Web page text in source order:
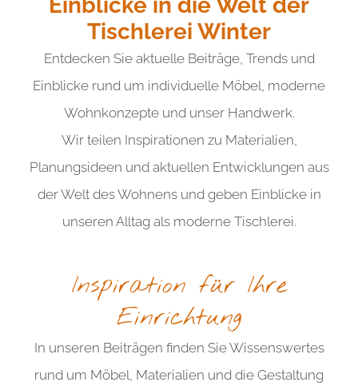
Tischlerei Winter
Entdecken Sie aktuelle Beiträge, Trends und
Einblicke rund um individuelle Möbel, moderne
Wohnkonzepte und unser Handwerk.
Wir teilen Inspirationen zu Materialien,
Planungsideen und aktuellen Entwicklungen aus
der Welt des Wohnens und geben Einblicke in
unseren Alltag als moderne Tischlerei.
Inspiration für Ihre
Einrichtung
In unseren Beiträgen finden Sie Wissenswertes
rund um Möbel, Materialien und die Gestaltung
element you want
Add a link